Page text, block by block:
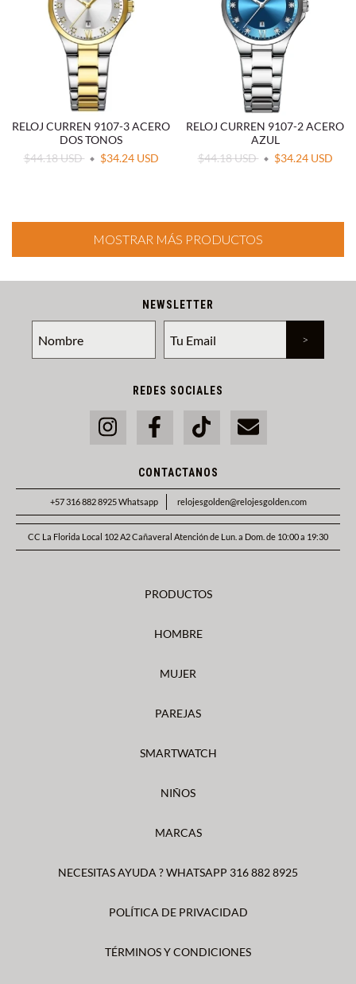
RELOJ CURREN 9107-3 ACERO
DOS TONOS
$44.18 USD
$34.24 USD
RELOJ CURREN 9107-2 ACERO
AZUL
$44.18 USD
$34.24 USD
MOSTRAR MÁS PRODUCTOS
NEWSLETTER
REDES SOCIALES
CONTACTANOS
+57 316 882 8925 Whatsapp relojesgolden@relojesgolden.com
CC La Florida Local 102 A2 Cañaveral Atención de Lun. a Dom. de 10:00 a 19:30
PRODUCTOS
HOMBRE
MUJER
PAREJAS
SMARTWATCH
NIÑOS
MARCAS
NECESITAS AYUDA ? WHATSAPP 316 882 8925
POLÍTICA DE PRIVACIDAD
TÉRMINOS Y CONDICIONES